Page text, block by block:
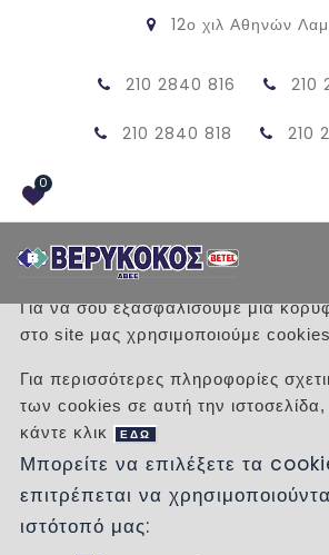
12ο χιλ Αθηνών
210 2840 816 210
210 2840 818 210
0
/ Προϊόντα / ΕΙΔΗ
Κατηγορίες
Δημοφιλή
Αποδοχή Cookies
Για να σου εξασφαλίσουμε μια
στο site μας χρησιμοποιούμε
Για περισσότερες πληροφορίες
των cookies σε αυτή την
κάντε κλικ
ΕΔΩ
Μπορείτε να επιλέξετε τα
επιτρέπεται να
ιστότοπό μας: